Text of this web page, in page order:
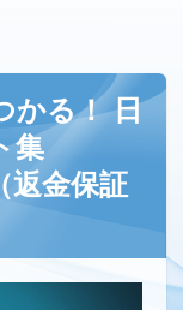
かる！ 日
集
返金保証